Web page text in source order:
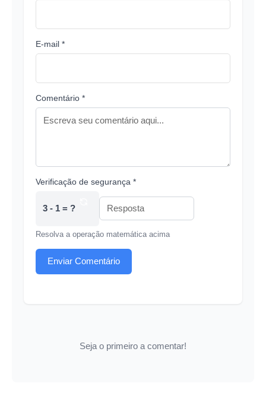
E-mail *
Comentário *
Verificação de segurança *
3 - 1 = ?
Resolva a operação matemática acima
Enviar Comentário
Seja o primeiro a comentar!